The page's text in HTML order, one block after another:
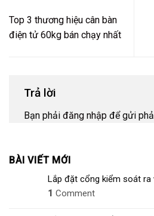
Top 3 thương hiệu cân bàn
điện tử 60kg bán chạy nhất
Trả lời
Bạn phải đăng nhập để gửi
BÀI VIẾT MỚI
Lắp đặt cổng kiểm soát
1 Comment